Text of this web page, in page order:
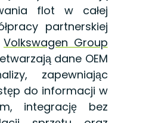
flot w całej
partnerskiej
Volkswagen Group
dane OEM
zapewniając
do informacji w
integrację bez